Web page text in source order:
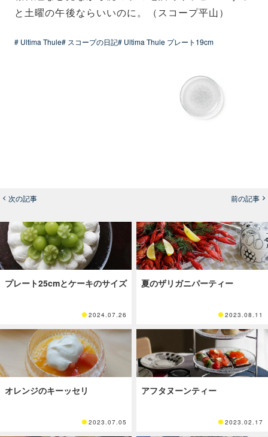
と土曜の午後ならいいのに。（スコープ平山）
# Ultima Thule# スコープの日記# Ultima Thule プレート19cm
次の記事 前の記事
プレート25cmとケーキのサイズ
2024.07.26
夏のザリガニパーティー
2023.08.11
オレンジのキーッセリ
2023.07.05
アフタヌーンティー
2023.02.17